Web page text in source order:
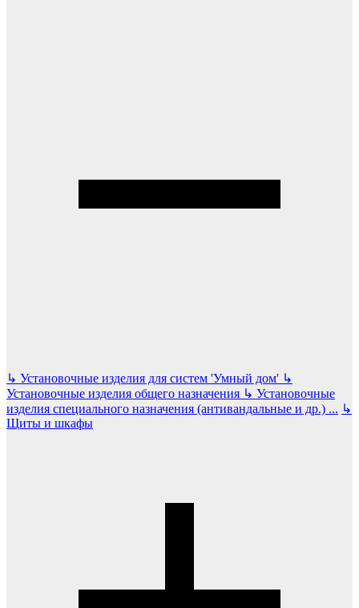
↳ Установочные изделия для систем 'Умный дом' ↳
Установочные изделия общего назначения ↳ Установочные
изделия специального назначения (антивандальные и др.) ... ↳
Щиты и шкафы